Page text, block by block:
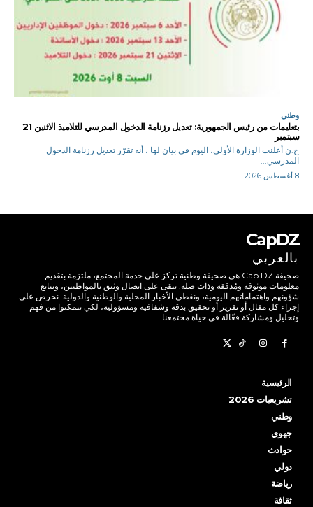
وطني
بتعليمات من رئيس الجمهورية: تعديل رزنامة الدخول المدرسي للتلاميذ الاثنين 21
سبتمبر
ح.ن أعلنت الوزارة الأولى، اليوم في بيان لها ، أنه تقرّر تعديل رزنامة الدخول
المدرسي...
8 أغسطس 2026
CapDZ
بالعربي
صحيفة Cap DZ هي صحيفة وطنية تركز على خدمة المجتمع، ملتزمة بتقديم
معلومات موثوقة ومُدققة وذات صلة. نبقى على اتصال وثيق بالمواطنين، ونتابع
شؤونهم واهتماماتهم اليومية، ونغطي الأخبار المحلية والوطنية والدولية. نحرص على
إجراء كل مقال أو تقرير أو تحقيق بدقة وشفافية ومسؤولية، لكي تتمكنوا من فهم
وتحليل ومشاركة فعّالة في حياة مجتمعنا.
الرئيسية
تشريعيات 2026
وطني
جهوي
حوادث
دولي
رياضة
ثقافة